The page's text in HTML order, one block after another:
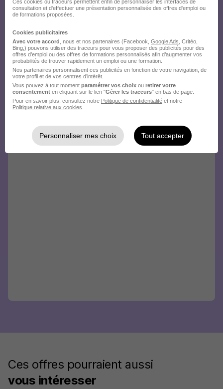
Ces offres pourraient aussi
vous intéresser
Ces cookies ou traceurs permettent enfin de personnaliser les interfaces de
consultation et d'effectuer une présentation personnalisée des offres d'emploi ou
de formations proposées.
Cookies publicitaires
Avec votre accord , nous et nos partenaires (Facebook, Google Ads , Critéo,
Bing,) pouvons utiliser des traceurs pour vous proposer des publicités pour des
offres d’emploi ou des offres de formations personnalisés afin d’augmenter vos
probabilités de trouver rapidement un emploi ou une formation.
Nos partenaires personnalisent ces publicités en fonction de votre navigation, de
votre profil et de vos centres d’intérêt.
Vous pouvez à tout moment paramétrer vos choix ou retirer votre
consentement en cliquant sur le lien "Gérer les traceurs" en bas de page.
Pour en savoir plus, consultez notre Politique de confidentialité et notre
Politique relative aux cookies
Personnaliser mes choix Tout accepter